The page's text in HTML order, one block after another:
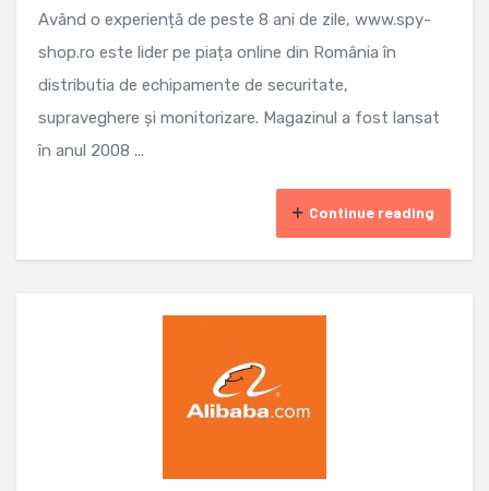
Având o experiență de peste 8 ani de zile, www.spy-
shop.ro este lider pe piața online din România în
distributia de echipamente de securitate,
supraveghere și monitorizare. Magazinul a fost lansat
în anul 2008 ...
Continue reading